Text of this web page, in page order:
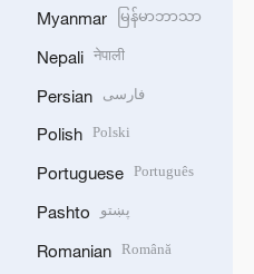
Myanmar မြန်မာဘာသာ
Nepali नेपाली
Persian فارسی
Polish Polski
Portuguese Português
Pashto پښتو
Romanian Română